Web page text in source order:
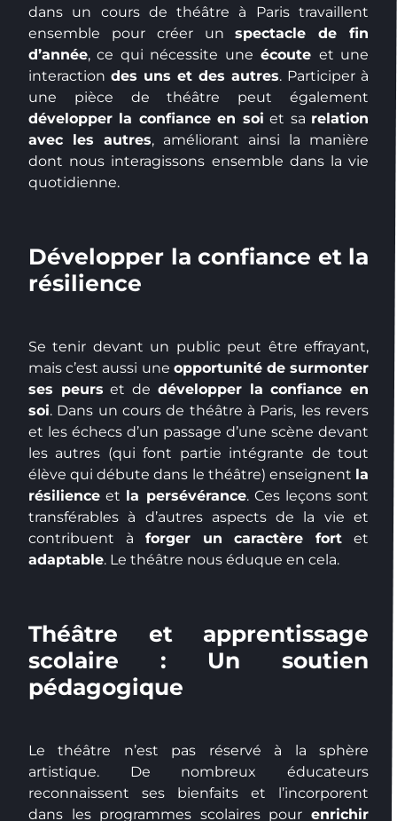
dans un cours de théâtre à Paris travaillent
ensemble pour créer unspectacle de fin
d’année, ce qui nécessite une écoute et une
interaction des uns et des autres. Participer à
une pièce de théâtre peut également
développer la confiance en soi et sa relation
avec les autres, améliorant ainsi la manière
dont nous interagissons ensemble dans la vie
quotidienne.
Développer la confiance et la
résilience
Se tenir devant un public peut être effrayant,
mais c’est aussi une opportunité de surmonter
ses peurs et de développer la confiance en
soi. Dans un cours de théâtre à Paris, les revers
et les échecs d’un passage d’une scène devant
les autres (qui font partie intégrante de tout
élève qui débute dans le théâtre) enseignent la
résilience et la persévérance. Ces leçons sont
transférables à d’autres aspects de la vie et
contribuent à forger un caractère fort et
adaptable. Le théâtre nous éduque en cela.
Théâtre et apprentissage
scolaire : Un soutien
pédagogique
Le théâtre n’est pas réservé à la sphère
artistique. De nombreux éducateurs
reconnaissent ses bienfaits et l’incorporent
dans les programmes scolaires pour enrichir